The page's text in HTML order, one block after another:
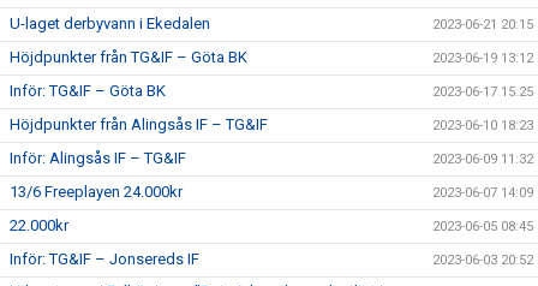
U-laget derbyvann i Ekedalen 2023-06-21 20:15
Höjdpunkter från TG&IF – Göta BK 2023-06-19 13:12
Inför: TG&IF – Göta BK 2023-06-17 15:25
Höjdpunkter från Alingsås IF – TG&IF 2023-06-10 18:23
Inför: Alingsås IF – TG&IF 2023-06-09 11:32
13/6 Freeplayen 24.000kr 2023-06-07 14:09
22.000kr 2023-06-05 08:45
Inför: TG&IF – Jonsereds IF 2023-06-03 20:52